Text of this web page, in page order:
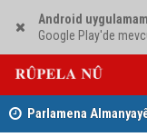
Android
Google Play'de
Parlamena